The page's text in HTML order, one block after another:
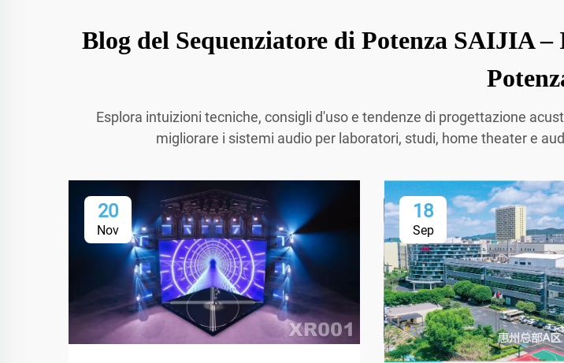
Blog del Sequenziatore di Potenza SAIJIA
Esplora intuizioni tecniche, consigli d'uso e tendenze di progettazione
migliorare i sistemi audio per laboratori, studi, home theater e
20
Nov
18
Sep